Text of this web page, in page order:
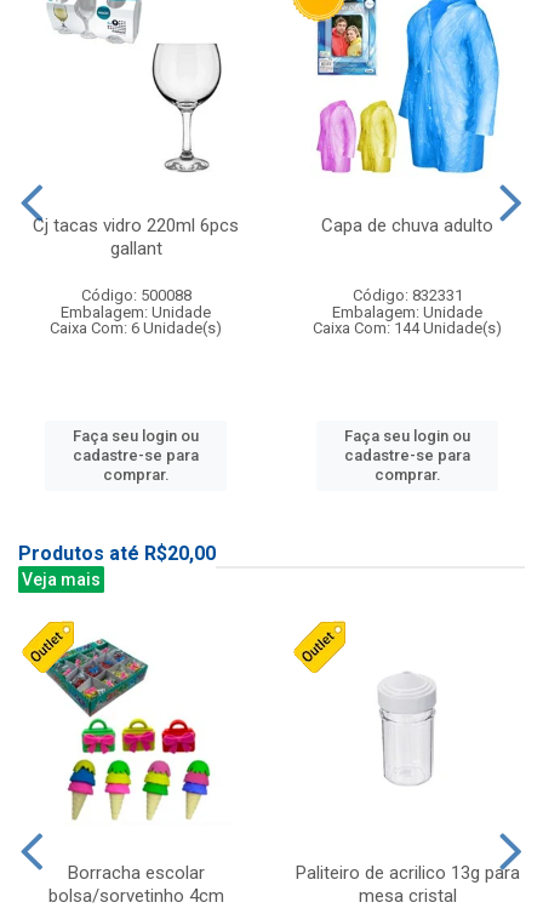
Cj tacas vidro 220ml 6pcs
gallant
Código: 500088
Embalagem: Unidade
Caixa Com: 6 Unidade(s)
Faça seu login ou
cadastre-se para
comprar.
Capa de chuva adulto
Código: 832331
Embalagem: Unidade
Caixa Com: 144 Unidade(s)
Faça seu login ou
cadastre-se para
comprar.
Produtos até R$20,00
Veja mais
Borracha escolar
bolsa/sorvetinho 4cm
Paliteiro de acrilico 13g para
mesa cristal